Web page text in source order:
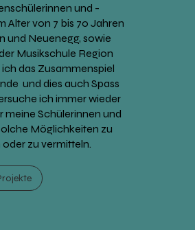
und -
Alter von 7 bis 70 Jahren
und Neuenegg, sowie
Musikschule Region
ich das Zusammenspiel
und dies auch Spass
ich immer wieder
meine Schülerinnen und
Möglichkeiten zu
zu vermitteln.